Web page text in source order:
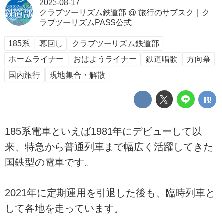
2023-08-17
クラブツーリズム鉄道部 @ 旅行のサブスク｜ク
ラブツーリズムPASS公式
185系 幕回し
クラブツーリズム鉄道部
ホームライナー
おはようライナー 鉄道唱歌
方向幕
国内旅行
現地集合・解散
185系電車といえば1981年にデビューして以
来、特急から普通列車まで幅広く活躍してきた
国鉄型の電車です。
2021年に定期運用を引退した後も、臨時列車と
して各地を走っています。